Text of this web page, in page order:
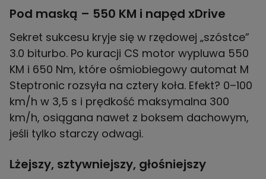
Pod maską – 550 KM i napęd xDrive
Sekret sukcesu kryje się w rzędowej „szóstce”
3.0 biturbo. Po kuracji CS motor wypluwa 550
KM i 650 Nm, które ośmiobiegowy automat M
Steptronic rozsyła na cztery koła. Efekt? 0–100
km/h w 3,5 s i prędkość maksymalna 300
km/h, osiągana nawet z boksem dachowym,
Lżejszy, sztywniejszy, głośniejszy